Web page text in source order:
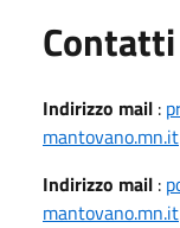
Contatti
Indirizzo mail :
mantovano.mn.it
Indirizzo mail :
mantovano.mn.it